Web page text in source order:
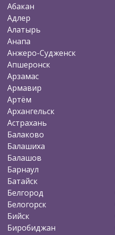
Абакан
Адлер
Алатырь
Анапа
Анжеро-Судженск
Апшеронск
Арзамас
Армавир
Артём
Архангельск
Астрахань
Балаково
Балашиха
Балашов
Барнаул
Батайск
Белгород
Белогорск
Бийск
Биробиджан